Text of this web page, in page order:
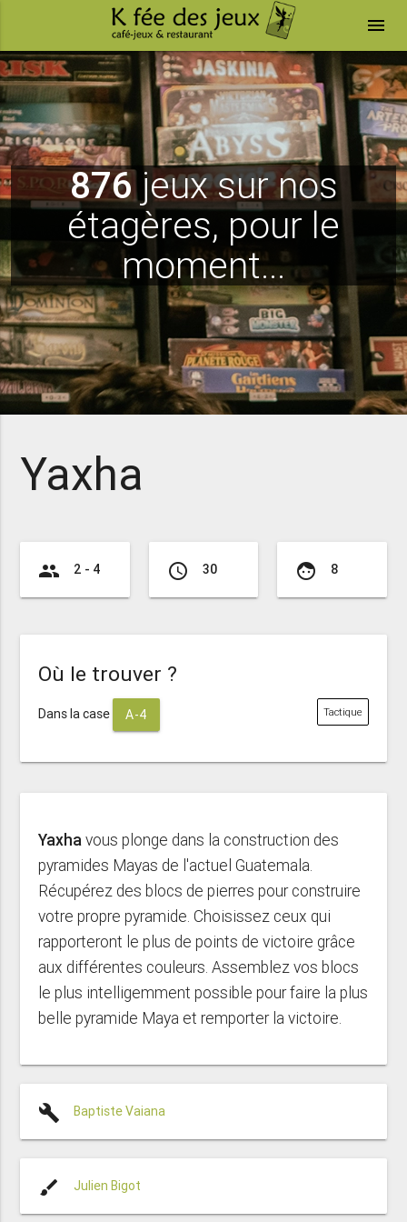
menu
876jeux sur nos
étagères, pour le
moment...
Yaxha
group 2 - 4 access_time 30 face 8
Où le trouver ?
Dans la case A-4 Tactique
Yaxhavous plonge dans la construction des
pyramides Mayas de l'actuel Guatemala.
Récupérez des blocs de pierres pour construire
votre propre pyramide. Choisissez ceux qui
rapporteront le plus de points de victoire grâce
aux différentes couleurs. Assemblez vos blocs
le plus intelligemment possible pour faire la plus
belle pyramide Maya et remporter la victoire.
build Baptiste Vaiana
brush Julien Bigot